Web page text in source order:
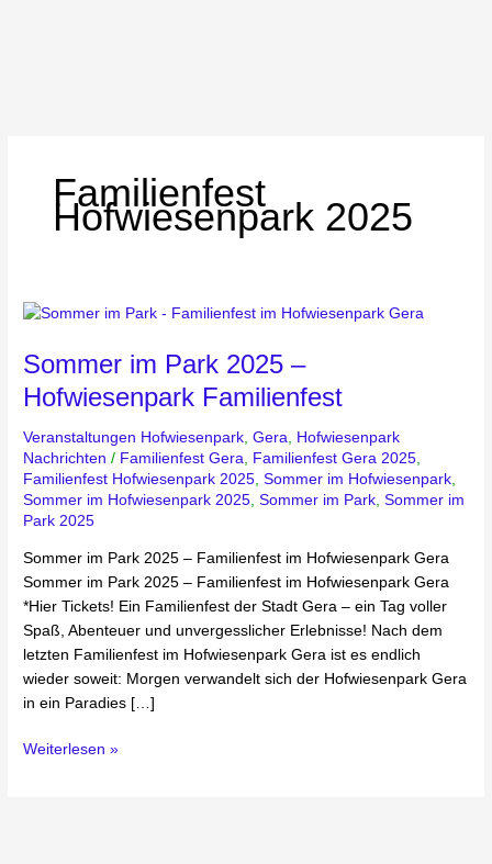
Familienfest
Hofwiesenpark 2025
Sommer im Park 2025 –
Hofwiesenpark Familienfest
Veranstaltungen Hofwiesenpark,Gera, Hofwiesenpark
Nachrichten / Familienfest Gera, Familienfest Gera 2025,
Familienfest Hofwiesenpark 2025,Sommer im Hofwiesenpark,
Sommer im Hofwiesenpark 2025,Sommer im Park,Sommer im
Park 2025
Sommer im Park 2025 – Familienfest im Hofwiesenpark Gera
Sommer im Park 2025 – Familienfest im Hofwiesenpark Gera
*Hier Tickets! Ein Familienfest der Stadt Gera – ein Tag voller
Spaß, Abenteuer und unvergesslicher Erlebnisse! Nach dem
letzten Familienfest im Hofwiesenpark Gera ist es endlich
wieder soweit: Morgen verwandelt sich der Hofwiesenpark Gera
in ein Paradies […]
Sommer
Park
2025
–
Hofwiesenpark
Familienfest
Weiterlesen »